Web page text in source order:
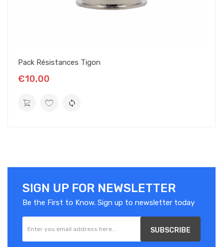
Pack Résistances Tigon
€10,00
SIGN UP FOR NEWSLETTER
Be the First to Know. Sign up to newsletter today
SUBSCRIBE